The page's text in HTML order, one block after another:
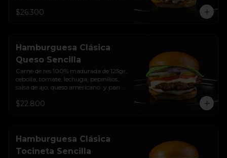
$26.300
Hamburguesa Clásica
Queso Sencilla
Carne de res 100% madurada de 125gr,
cebolla, tomate, lechuga, pepinillos,
salsa de ajo, queso americano  y pan
$22.800
Hamburguesa Clásica
Tocineta Sencilla